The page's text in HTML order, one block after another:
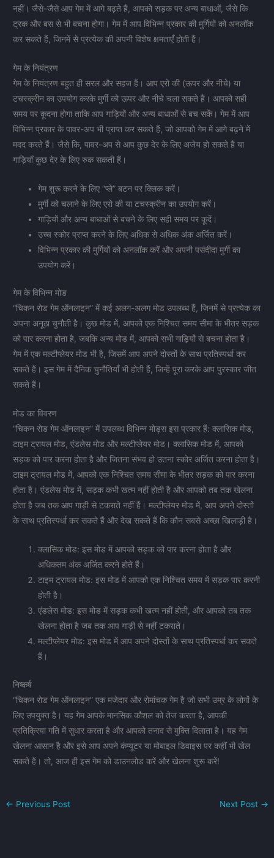
नहीं। जैसे-जैसे आप गेम में आगे बढ़ते हैं, आपको सड़क पर अन्य बाधाओं, जैसे कि
ट्रक और बस से भी बचना होगा। गेम में आप विभिन्न प्रकार की मुर्गियों को अनलॉक
कर सकते हैं, जिनमें से प्रत्येक की अपनी विशेष क्षमताएँ होती हैं।
गेम के नियंत्रण
गेम के नियंत्रण बहुत ही सरल और सहज हैं। आप एरो की (ऊपर और नीचे) या
टचस्क्रीन का उपयोग करके मुर्गी को ऊपर और नीचे चला सकते हैं। आपको सही
समय पर कूदना होगा ताकि आप गाड़ियों और अन्य बाधाओं से बच सकें। गेम में आप
विभिन्न प्रकार के पावर-अप भी प्राप्त कर सकते हैं, जो आपको गेम में आगे बढ़ने में
मदद करते हैं। जैसे कि, पावर-अप से आप कुछ देर के लिए अजेय हो सकते हैं या
गाड़ियाँ कुछ देर के लिए रुक सकती हैं।
गेम शुरू करने के लिए “प्ले” बटन पर क्लिक करें।
मुर्गी को चलाने के लिए एरो की या टचस्क्रीन का उपयोग करें।
गाड़ियों और अन्य बाधाओं से बचने के लिए सही समय पर कूदें।
उच्च स्कोर प्राप्त करने के लिए अधिक से अधिक अंक अर्जित करें।
विभिन्न प्रकार की मुर्गियों को अनलॉक करें और अपनी पसंदीदा मुर्गी का
उपयोग करें।
गेम के विभिन्न मोड
“चिकन रोड गेम ऑनलाइन” में कई अलग-अलग मोड उपलब्ध हैं, जिनमें से प्रत्येक का
अपना अनूठा चुनौती है। कुछ मोड में, आपको एक निश्चित समय सीमा के भीतर सड़क
को पार करना होता है, जबकि अन्य मोड में, आपको सभी गाड़ियों से बचना होता है।
गेम में एक मल्टीप्लेयर मोड भी है, जिसमें आप अपने दोस्तों के साथ प्रतिस्पर्धा कर
सकते हैं। इस गेम में दैनिक चुनौतियाँ भी होती हैं, जिन्हें पूरा करके आप पुरस्कार जीत
सकते हैं।
मोड का विवरण
“चिकन रोड गेम ऑनलाइन” में उपलब्ध विभिन्न मोड्स इस प्रकार हैं: क्लासिक मोड,
टाइम ट्रायल मोड, एंडलेस मोड और मल्टीप्लेयर मोड। क्लासिक मोड में, आपको
सड़क को पार करना होता है और जितना संभव हो उतना स्कोर अर्जित करना होता है।
टाइम ट्रायल मोड में, आपको एक निश्चित समय सीमा के भीतर सड़क को पार करना
होता है। एंडलेस मोड में, सड़क कभी खत्म नहीं होती है और आपको तब तक खेलना
होता है जब तक आप गाड़ी से टकराते नहीं हैं। मल्टीप्लेयर मोड में, आप अपने दोस्तों
के साथ प्रतिस्पर्धा कर सकते हैं और देख सकते हैं कि कौन सबसे अच्छा खिलाड़ी है।
क्लासिक मोड: इस मोड में आपको सड़क को पार करना होता है और
अधिकतम अंक अर्जित करने होते हैं।
टाइम ट्रायल मोड: इस मोड में आपको एक निश्चित समय में सड़क पार करनी
होती है।
एंडलेस मोड: इस मोड में सड़क कभी खत्म नहीं होती, और आपको तब तक
खेलना होता है जब तक आप गाड़ी से नहीं टकराते।
मल्टीप्लेयर मोड: इस मोड में आप अपने दोस्तों के साथ प्रतिस्पर्धा कर सकते
हैं।
निष्कर्ष
“चिकन रोड गेम ऑनलाइन” एक मजेदार और रोमांचक गेम है जो सभी उम्र के लोगों के
लिए उपयुक्त है। यह गेम आपके मानसिक कौशल को तेज करता है, आपकी
प्रतिक्रिया गति में सुधार करता है और आपको तनाव से मुक्ति दिलाता है। यह गेम
खेलना आसान है और इसे आप अपने कंप्यूटर या मोबाइल डिवाइस पर कहीं भी खेल
सकते हैं। तो, आज ही इस गेम को डाउनलोड करें और खेलना शुरू करें!
← Previous Post Next Post →